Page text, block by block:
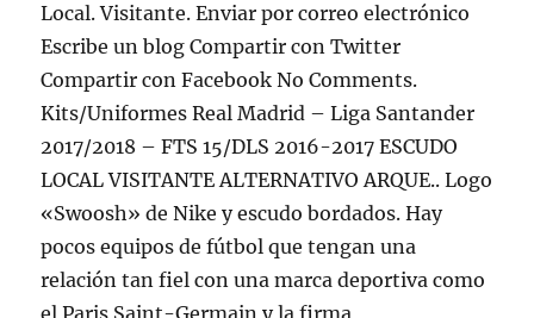
Local. Visitante. Enviar por correo electrónico
Escribe un blog Compartir con Twitter
Compartir con Facebook No Comments.
Kits/Uniformes Real Madrid – Liga Santander
2017/2018 – FTS 15/DLS 2016-2017 ESCUDO
LOCAL VISITANTE ALTERNATIVO ARQUE.. Logo
«Swoosh» de Nike y escudo bordados. Hay
pocos equipos de fútbol que tengan una
relación tan fiel con una marca deportiva como
el Paris Saint-Germain y la firma